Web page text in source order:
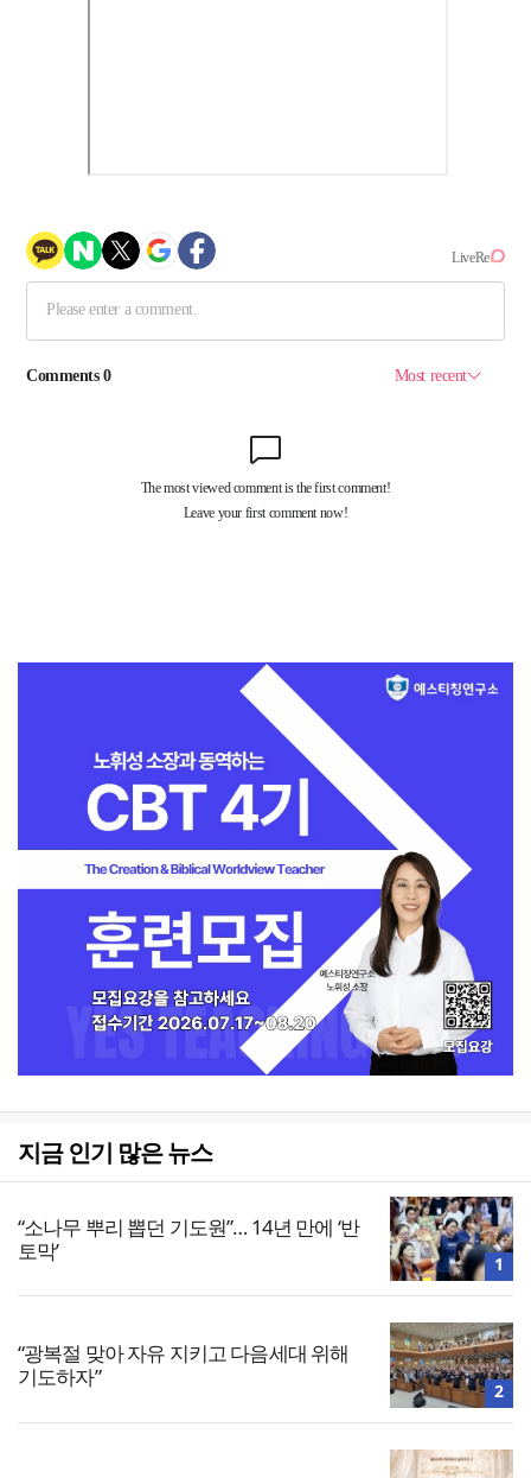
지금 인기 많은 뉴스
“소나무 뿌리 뽑던 기도원”… 14년 만에 ‘반
토막’
1
“광복절 맞아 자유 지키고 다음세대 위해
기도하자”
2